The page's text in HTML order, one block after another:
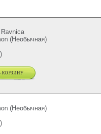
(Необычная)
корзину
(Необычная)